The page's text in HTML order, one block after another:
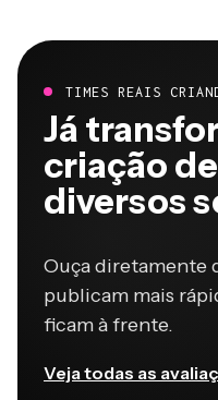
TIMES REAIS
Já
criação
diversos
Ouça diretamente
publicam mais
ficam à frente.
Veja todas as